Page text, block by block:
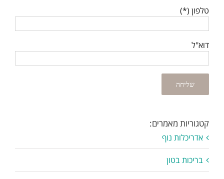
טלפון (*)
דוא"ל
קטגוריות מאמרים:
אדריכלות נוף
בריכות בטון